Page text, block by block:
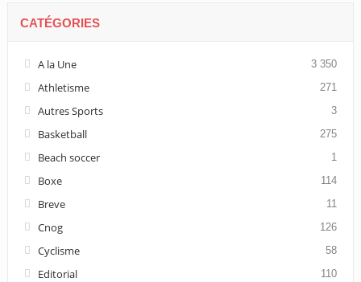
CATÉGORIES
A la Une 3 350
Athletisme 271
Autres Sports 3
Basketball 275
Beach soccer 1
Boxe 114
Breve 11
Cnog 126
Cyclisme 58
Editorial 110